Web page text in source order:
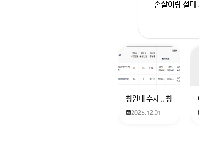
존잘이랑 절대
회원가입
창원대 수시 .. 창원대를
2025.12.01